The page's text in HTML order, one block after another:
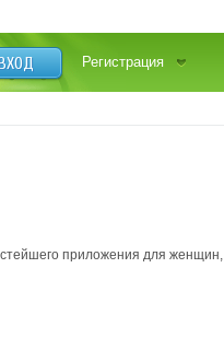
Регистрация
приложения для